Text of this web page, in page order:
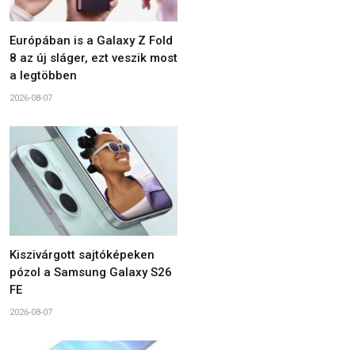
Európában is a Galaxy Z Fold
8 az új sláger, ezt veszik most
a legtöbben
2026-08-07
Kiszivárgott sajtóképeken
pózol a Samsung Galaxy S26
FE
2026-08-07